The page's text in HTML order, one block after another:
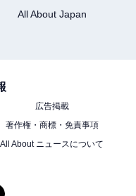
All About Japan
広告掲載
著作権・商標・免責事項
All About ニュースについて